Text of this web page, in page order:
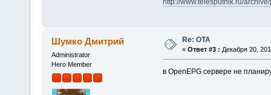
http://www.telesputnik.ru/
Шумко Дмитрий
Administrator
Hero Member
Re: OTA
« Ответ #3 : Декабря 20,
в OpenEPG сервере не